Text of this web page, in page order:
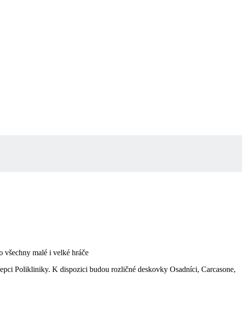
malé i velké hráče
Polikliniky. K dispozici budou rozličné deskovky Osadníci, Carcasone,